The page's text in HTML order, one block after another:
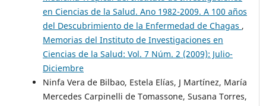
en Ciencias de la Salud. Ano 1982-2009. A 100 años
del Descubrimiento de la Enfermedad de Chagas ,
Memorias del Instituto de Investigaciones en
Ciencias de la Salud: Vol. 7 Núm. 2 (2009): Julio-
Diciembre
Ninfa Vera de Bilbao, Estela Elías, J Martínez, María
Mercedes Carpinelli de Tomassone, Susana Torres,